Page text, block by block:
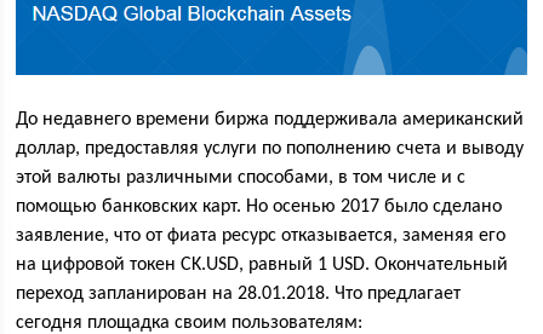
До недавнего времени биржа поддерживала американский
доллар, предоставляя услуги по пополнению счета и выводу
этой валюты различными способами, в том числе и с
помощью банковских карт. Но осенью 2017 было сделано
заявление, что от фиата ресурс отказывается, заменяя его
на цифровой токен CK.USD, равный 1 USD. Окончательный
переход запланирован на 28.01.2018. Что предлагает
сегодня площадка своим пользователям: